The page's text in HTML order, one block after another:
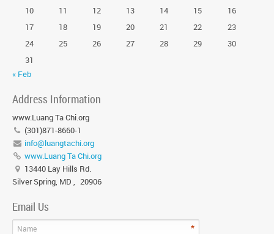
10
11 12 13 14 15
16
17
18 19 20 21 22
23
24
25 26 27 28 29
30
31
« Feb
Address Information
www.Luang Ta Chi.org
(301)871-8660-1
info@luangtachi.org
www.Luang Ta Chi.org
13440 Lay Hills Rd.
Silver Spring, MD , 20906
Email Us
Name *